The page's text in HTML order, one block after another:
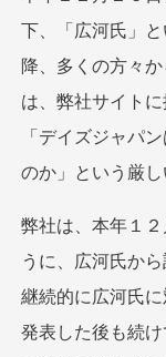
下、「広河氏」
降、多くの方々
は、弊社サイト
「デイズジャパ
のか」という厳し
弊社は、本年１
うに、広河氏か
継続的に広河氏
発表した後も続